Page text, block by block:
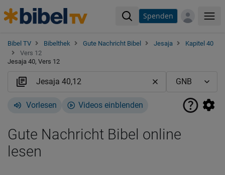
Spenden
Bibel TV Bibelthek Gute Nachricht Bibel Jesaja
Kapitel 40
Vers 12
Jesaja 40, Vers 12
Vorlesen Videos einblenden
Gute Nachricht Bibel online
lesen